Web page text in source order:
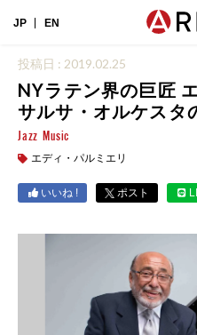
JP EN
投稿日 : 2019.02.25
NYラテン界の巨匠
サルサ・オルケスタ
Jazz Music
エディ・パルミエリ
いいね ! ポスト